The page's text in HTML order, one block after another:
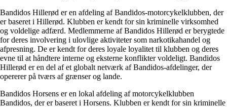
Bandidos Hillerød er en afdeling af Bandidos-motorcykelklubben, der
er baseret i Hillerød. Klubben er kendt for sin kriminelle virksomhed
og voldelige adfærd. Medlemmerne af Bandidos Hillerød er berygtede
for deres involvering i ulovlige aktiviteter som narkotikahandel og
afpresning. De er kendt for deres loyale loyalitet til klubben og deres
evne til at håndtere interne og eksterne konflikter voldeligt. Bandidos
Hillerød er en del af et globalt netværk af Bandidos-afdelinger, der
opererer på tværs af grænser og lande.
Bandidos Horsens er en lokal afdeling af motorcykelklubben
Bandidos, der er baseret i Horsens. Klubben er kendt for sin kriminelle